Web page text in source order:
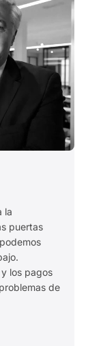
la
puertas
los pagos
de